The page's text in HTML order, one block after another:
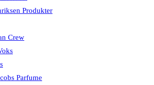
Produkter
Crew
Parfume